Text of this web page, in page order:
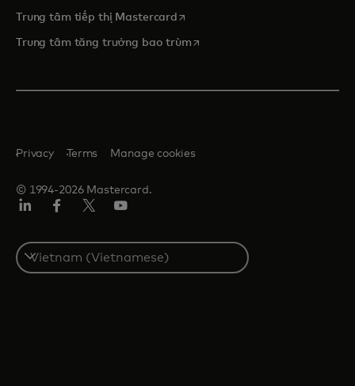
Trung tâm tiếp thị Mastercardopens in a new tab
Trung tâm tăng trưởng bao trùmopens in a new tab
© 1994-2026 Mastercard.
Privacy Terms Manage cookies
Select
a
country